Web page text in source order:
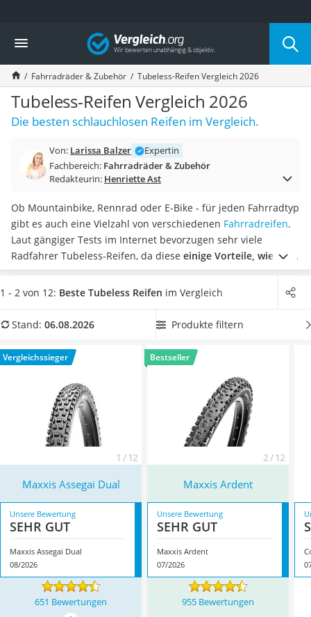
Die beliebtesten Vergleiche nach Kategorie
Freizeit & Sport
Gartentrampolin
Trampolin
Metalldetektor
Eufab-Fahrradträger
Trampolin 366 cm
Aluminium-Koffer
Futterboot
E-Bike-Dreirad
Trekkingschuhe Herren
Reisetasche mit Rollen
Klimmzugstation
Koffer
Nachtsichtgerät
Handgepäck-Koffer
Wanderschuhe Herren
Sicherheitsweste Reiten
Vergleich
Fahrradräder & Zubehör Tubeless-Reifen Vergleich 2026
Tubeless-Reifen Vergleich 2026
Die besten schlauchlosen Reifen im Vergleich.
Von: Larissa Balzer
Expertin
Fachbereich: Fahrradräder & Zubehör
Redakteurin: Henriette Ast
Ob Mountainbike, Rennrad oder E-Bike - für jeden Fahrradtyp
gibt es auch eine Vielzahl von verschiedenen Fahrradreifen.
Laut gängiger Tests im Internet bevorzugen sehr viele
Radfahrer Tubeless-Reifen, da diese einige Vorteile, wie eine
höhere Pannensicherheit, gegenüber herkömmlichen Reifen
bieten. Sie können anstelle des alten Reifens an dem Fahrrad
Tubeless-Reifen, damit sie bedenkenlos Ihre Radtour starten
das ModellMaxxis Assegai Dual* mit seinen Eigenschaften.
1 - 2 von 12: Beste Tubeless Reifen im Vergleich
Stand: 06.08.2026 Produkte filtern
Vergleichssieger
1 / 12
Bestseller
2 / 12
Maxxis Assegai Dual Maxxis Ardent
Unsere Bewertung
SEHR GUT
Maxxis Assegai Dual
08/2026
Unsere Bewertung
SEHR GUT
Maxxis Ardent
07/2026
651 Bewertungen 955 Bewertungen